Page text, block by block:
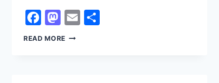
Facebook
Mastodon
Email
READ MORE SI